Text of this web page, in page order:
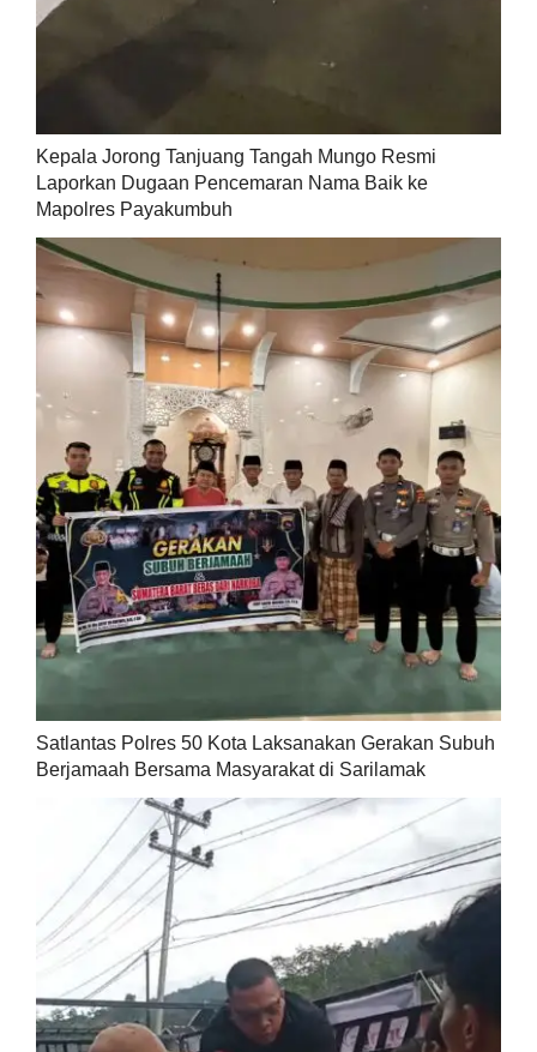
Kepala Jorong Tanjuang Tangah Mungo Resmi
Laporkan Dugaan Pencemaran Nama Baik ke
Mapolres Payakumbuh
Satlantas Polres 50 Kota Laksanakan Gerakan Subuh
Berjamaah Bersama Masyarakat di Sarilamak